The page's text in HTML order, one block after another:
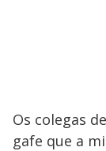
Os colegas
gafe que a